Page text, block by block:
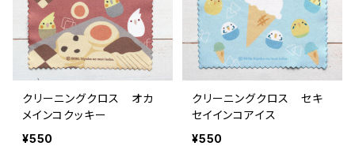
クリーニングクロス オカ
メインコクッキー
¥550
クリーニングクロス セキ
セイインコアイス
¥550